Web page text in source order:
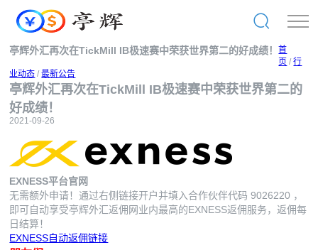
亭辉外汇再次在TickMill IB极速赛中荣获世界第二的好成绩！首
页 /行
业动态 /最新公告
亭辉外汇再次在TickMill IB极速赛中荣获世界第二的
好成绩！
2021-09-26
EXNESS平台官网
无需额外申请！通过右侧链接开户并填入合作伙伴代码9026220 ，
即可自动享受亭辉外汇返佣网业内最高的EXNESS返佣服务，返佣每
日结算！
EXNESS自动返佣链接